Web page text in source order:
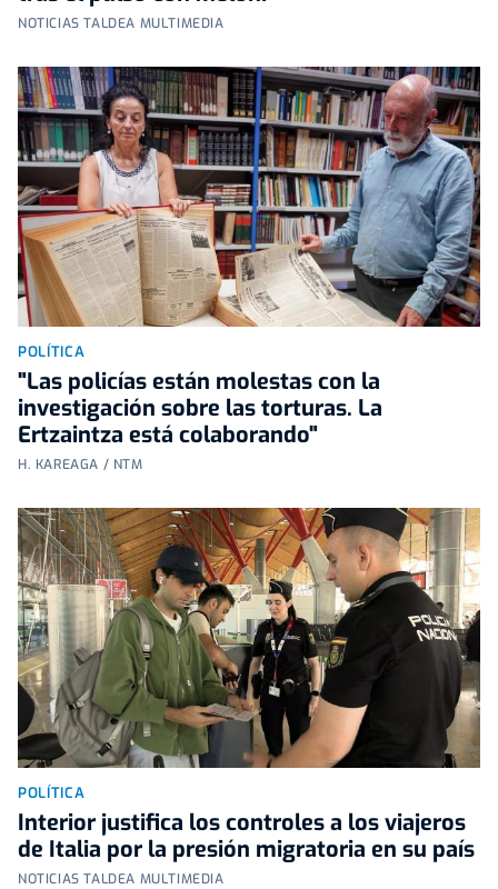
NOTICIAS TALDEA MULTIMEDIA
POLÍTICA
"Las policías están molestas con la
investigación sobre las torturas. La
Ertzaintza está colaborando"
H. KAREAGA / NTM
POLÍTICA
Interior justifica los controles a los viajeros
de Italia por la presión migratoria en su país
NOTICIAS TALDEA MULTIMEDIA